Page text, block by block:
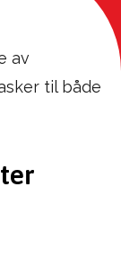
av
til både